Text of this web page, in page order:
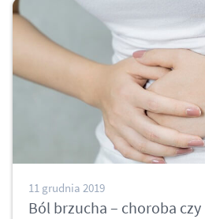
11 grudnia 2019
Ból brzucha – choroba czy